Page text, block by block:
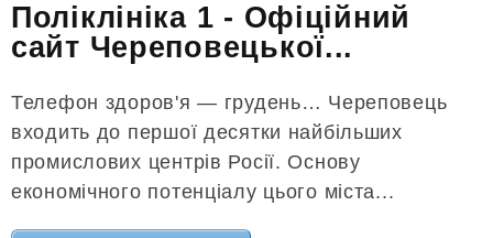
Поліклініка 1 - Офіційний
сайт Череповецької...
Телефон здоров'я — грудень… Череповець
входить до першої десятки найбільших
промислових центрів Росії. Основу
економічного потенціалу цього міста...